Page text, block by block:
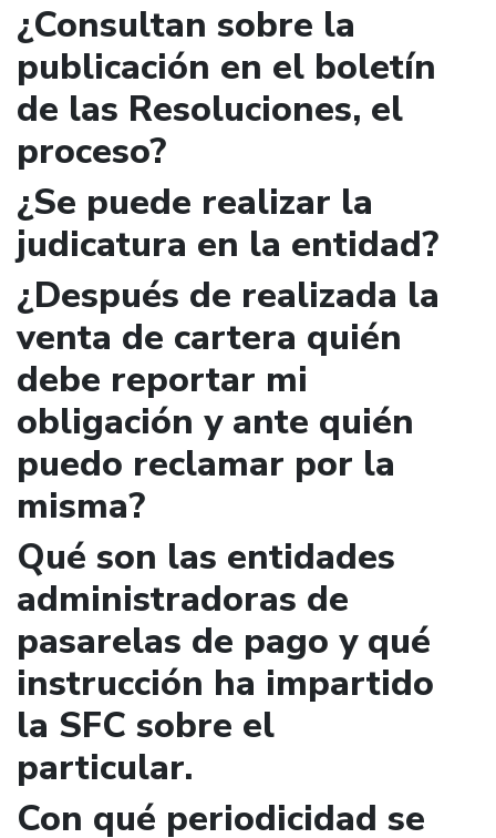
¿Consultan sobre la
publicación en el boletín
de las Resoluciones, el
proceso?
¿Se puede realizar la
judicatura en la entidad?
¿Después de realizada la
venta de cartera quién
debe reportar mi
obligación y ante quién
puedo reclamar por la
misma?
Qué son las entidades
administradoras de
pasarelas de pago y qué
instrucción ha impartido
la SFC sobre el
particular.
Con qué periodicidad se